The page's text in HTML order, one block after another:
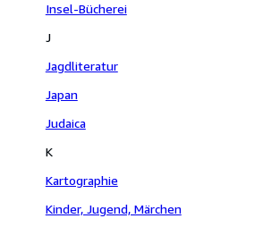
Insel-Bücherei
J
Jagdliteratur
Japan
Judaica
K
Kartographie
Kinder, Jugend, Märchen